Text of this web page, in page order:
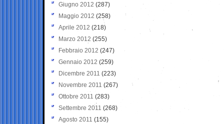
Giugno 2012 (287)
Maggio 2012 (258)
Aprile 2012 (218)
Marzo 2012 (255)
Febbraio 2012 (247)
Gennaio 2012 (259)
Dicembre 2011 (223)
Novembre 2011 (267)
Ottobre 2011 (283)
Settembre 2011 (268)
Agosto 2011 (155)